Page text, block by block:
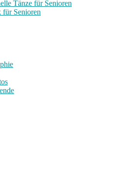
Tänze für Senioren
Senioren